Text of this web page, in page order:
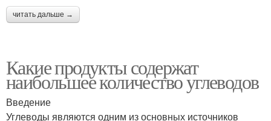
читать дальше →
Какие продукты содержат
наибольшее количество углеводов
Введение
Углеводы являются одним из основных источников